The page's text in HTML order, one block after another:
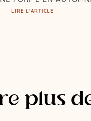
LIRE L'ARTICLE
plus